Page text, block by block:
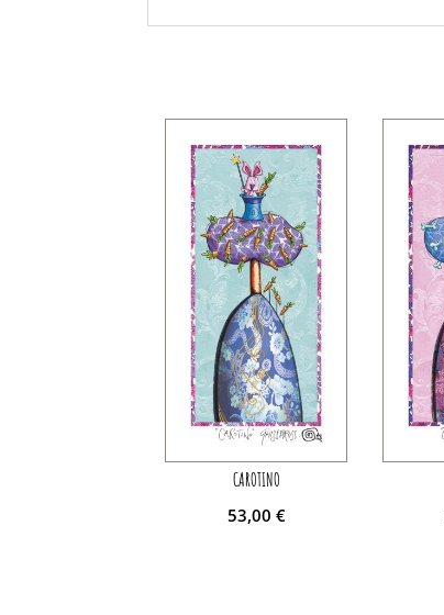
CAROTINO
53,00 €